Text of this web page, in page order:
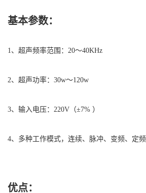
基本参数：
1、超声频率范围：20～40KHz
2、超声功率：30w～120w
3、输入电压：220V（±7% ）
4、多种工作模式，连续、脉冲、变频、定频
优点：